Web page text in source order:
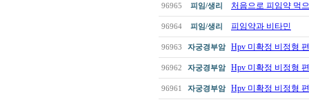
96965 피임/생리 처음으로 피임약 먹
96964 피임/생리 피임약과 비타민
96963 자궁경부암 Hpv 미확정 비정형
96962 자궁경부암 Hpv 미확정 비정형
96961 자궁경부암 Hpv 미확정 비정형